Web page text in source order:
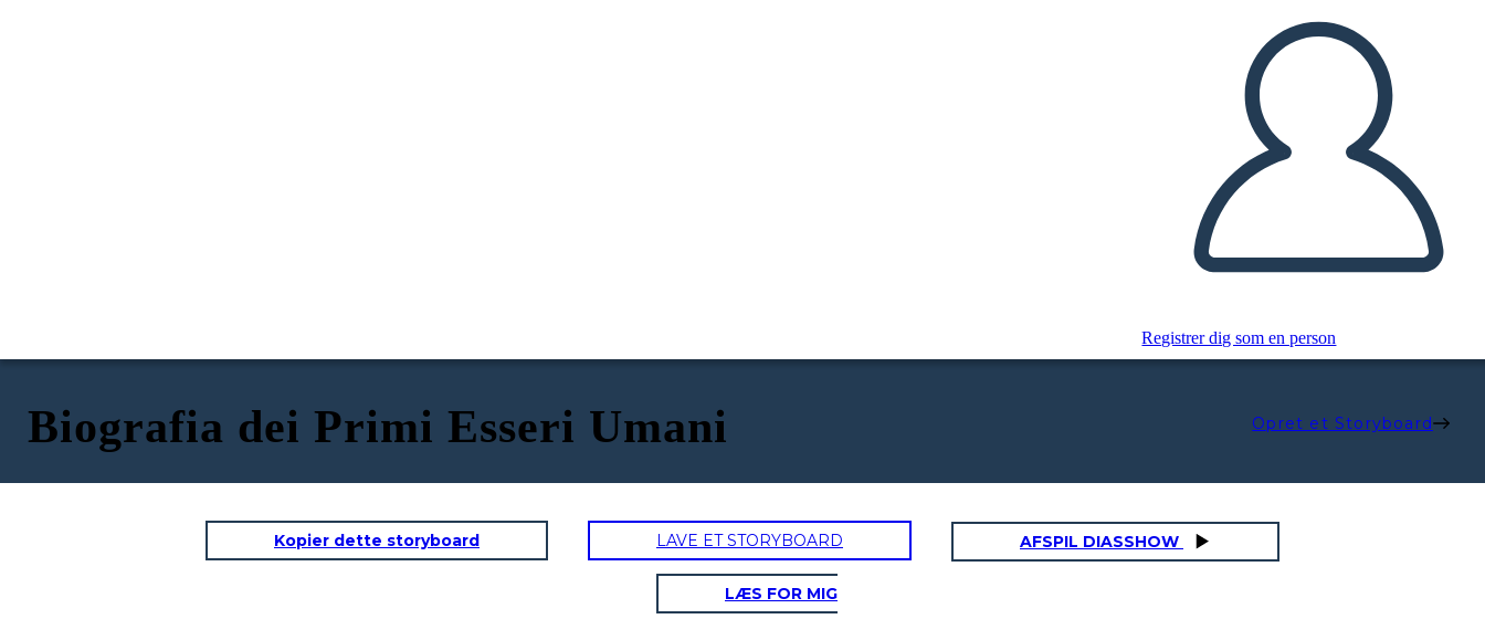
Registrer dig som en person
Biografia dei Primi Esseri Umani Opret et Storyboard
Kopier dette storyboard LAVE ET STORYBOARD AFSPIL DIASSHOW
LÆS FOR MIG